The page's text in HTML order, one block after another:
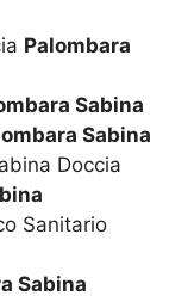
Palombara
Sabina
Sabina
Doccia
Sanitario
Sabina